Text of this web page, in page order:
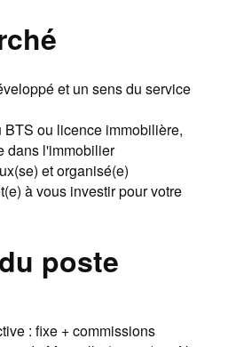
et un sens du service
ou licence immobilière,
dans l'immobilier
et organisé(e)
à vous investir pour votre
poste
: fixe + commissions